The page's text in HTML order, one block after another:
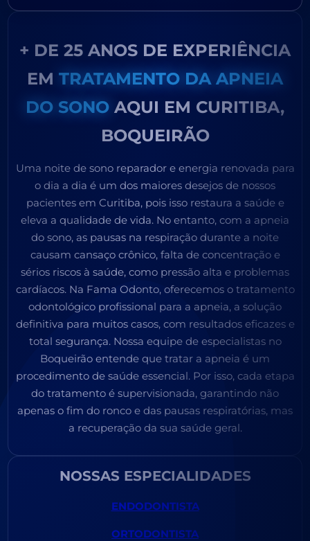
+ DE 25 ANOS DE EXPERIÊNCIA
EM TRATAMENTO DA APNEIA
DO SONO AQUI EM CURITIBA,
BOQUEIRÃO
Uma noite de sono reparador e energia renovada para
o dia a dia é um dos maiores desejos de nossos
pacientes em Curitiba, pois isso restaura a saúde e
eleva a qualidade de vida. No entanto, com a apneia
do sono, as pausas na respiração durante a noite
causam cansaço crônico, falta de concentração e
sérios riscos à saúde, como pressão alta e problemas
cardíacos. Na Fama Odonto, oferecemos o tratamento
odontológico profissional para a apneia, a solução
definitiva para muitos casos, com resultados eficazes e
total segurança. Nossa equipe de especialistas no
Boqueirão entende que tratar a apneia é um
procedimento de saúde essencial. Por isso, cada etapa
do tratamento é supervisionada, garantindo não
apenas o fim do ronco e das pausas respiratórias, mas
a recuperação da sua saúde geral.
NOSSAS ESPECIALIDADES
ENDODONTISTA
ORTODONTISTA